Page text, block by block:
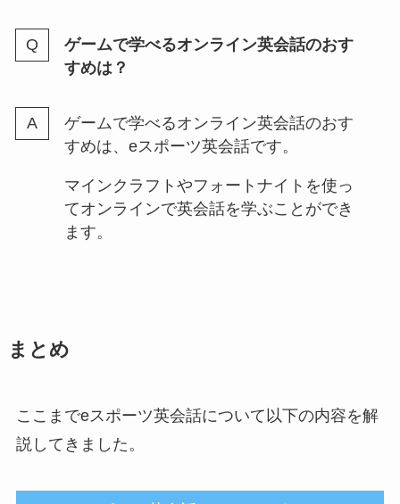
ゲームで学べるオンライン英会話のおす
すめは？
ゲームで学べるオンライン英会話のおす
すめは、eスポーツ英会話です。
マインクラフトやフォートナイトを使っ
てオンラインで英会話を学ぶことができ
ます。
まとめ
ここまでeスポーツ英会話について以下の内容を解
説してきました。